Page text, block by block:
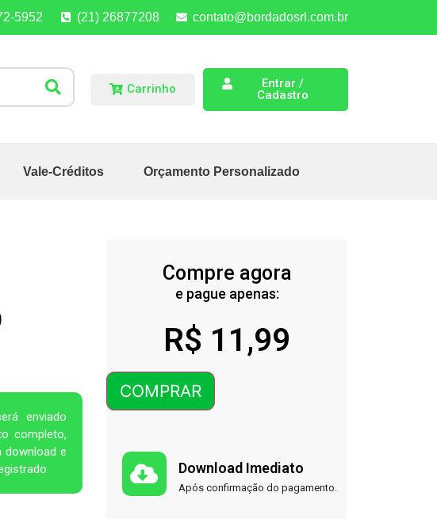
5952 (21) 26877208 contato@bordadosrl.com.br
Carrinho
Entrar /
Cadastro
Vale-Créditos Orçamento Personalizado
enviado
completo,
download e
Compre agora
e pague apenas:
R$ 11,99
COMPRAR
Download Imediato
Após confirmação do pagamento.